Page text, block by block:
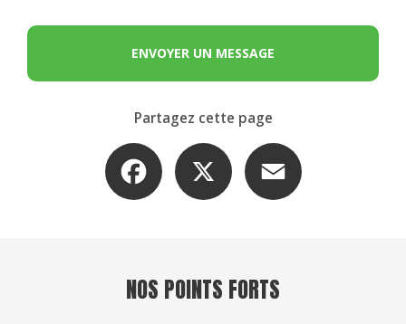
ENVOYER UN MESSAGE
Partagez cette page
Facebook
NOS POINTS FORTS